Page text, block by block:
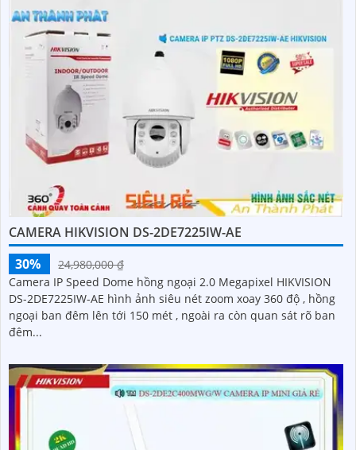
CAMERA HIKVISION DS-2DE7225IW-AE
30%
24,980,000 ₫
Camera IP Speed Dome hồng ngoại 2.0 Megapixel HIKVISION
DS-2DE7225IW-AE hình ảnh siêu nét zoom xoay 360 độ , hồng
ngoại ban đêm lên tới 150 mét , ngoài ra còn quan sát rõ ban
đêm...